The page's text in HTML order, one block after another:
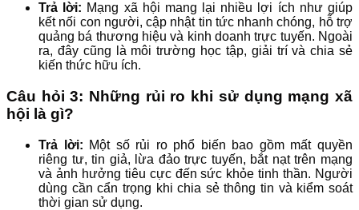
Trả lời: Mạng xã hội mang lại nhiều lợi ích như giúp
kết nối con người, cập nhật tin tức nhanh chóng, hỗ trợ
quảng bá thương hiệu và kinh doanh trực tuyến. Ngoài
ra, đây cũng là môi trường học tập, giải trí và chia sẻ
kiến thức hữu ích.
Câu hỏi 3: Những rủi ro khi sử dụng mạng xã
hội là gì?
Trả lời: Một số rủi ro phổ biến bao gồm mất quyền
riêng tư, tin giả, lừa đảo trực tuyến, bắt nạt trên mạng
và ảnh hưởng tiêu cực đến sức khỏe tinh thần. Người
dùng cần cẩn trọng khi chia sẻ thông tin và kiểm soát
thời gian sử dụng.